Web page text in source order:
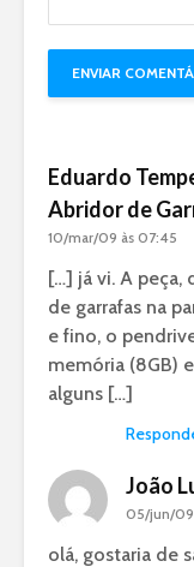
Eduardo
Abridor de
10/mar/09 às 07:45
[…] já vi. A peça,
de garrafas na
e fino, o
memória (8GB)
alguns […]
João
05/jun/
olá, gostaria de